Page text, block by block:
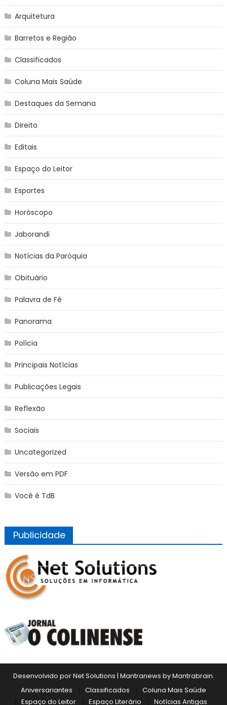
Arquitetura
Barretos e Região
Classificados
Coluna Mais Saúde
Destaques da Semana
Direito
Editais
Espaço do Leitor
Esportes
Horóscopo
Jaborandi
Notícias da Paróquia
Obituário
Palavra de Fé
Panorama
Polícia
Principais Notícias
Publicações Legais
Reflexão
Sociais
Uncategorized
Versão em PDF
Você é TdB
Publicidade
Desenvolvido por Net Solutions | Mantranews byMantrabrain.
Aniversariantes
Classificados
Coluna Mais Saúde
Espaço do Leitor
Espaço Literário Notícias Antigas